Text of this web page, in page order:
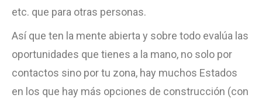
etc. que para otras personas.
Así que ten la mente abierta y sobre todo evalúa las
oportunidades que tienes a la mano, no solo por
contactos sino por tu zona, hay muchos Estados
en los que hay más opciones de construcción (con